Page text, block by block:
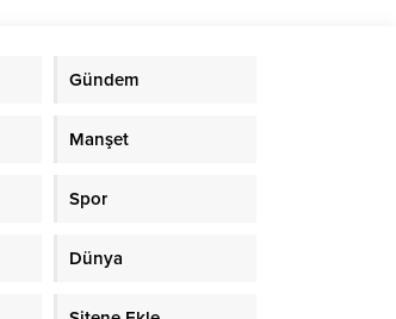
Gündem
Manşet
Spor
Dünya